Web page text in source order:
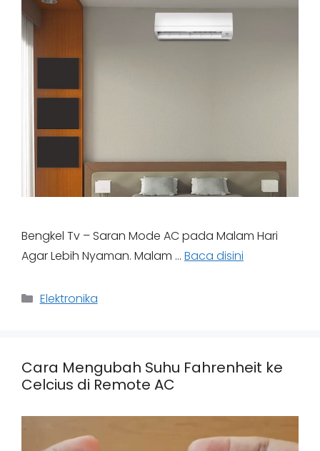
Bengkel Tv – Saran Mode AC pada Malam Hari
Agar Lebih Nyaman. Malam … Baca disini
Categories
Elektronika
Cara Mengubah Suhu Fahrenheit ke
Celcius di Remote AC